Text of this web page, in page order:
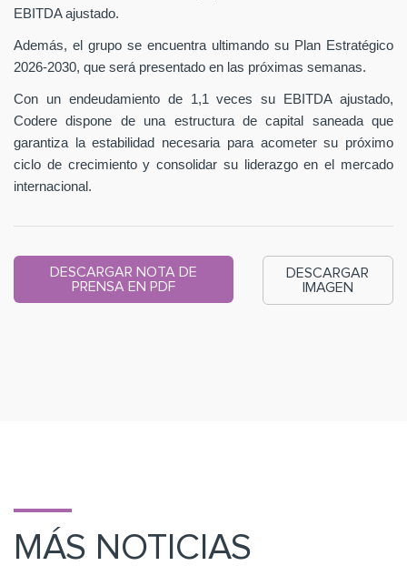
EBITDA ajustado.
Además, el grupo se encuentra ultimando su Plan Estratégico
2026-2030, que será presentado en las próximas semanas.
Con un endeudamiento de 1,1 veces su EBITDA ajustado,
Codere dispone de una estructura de capital saneada que
garantiza la estabilidad necesaria para acometer su próximo
ciclo de crecimiento y consolidar su liderazgo en el mercado
internacional.
DESCARGAR NOTA DE
PRENSA EN PDF
DESCARGAR
IMAGEN
MÁS NOTICIAS